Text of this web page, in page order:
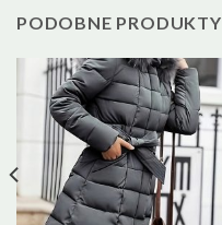
PODOBNE PRODUKTY